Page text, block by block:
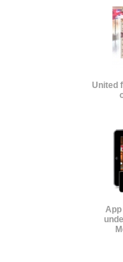
United
App